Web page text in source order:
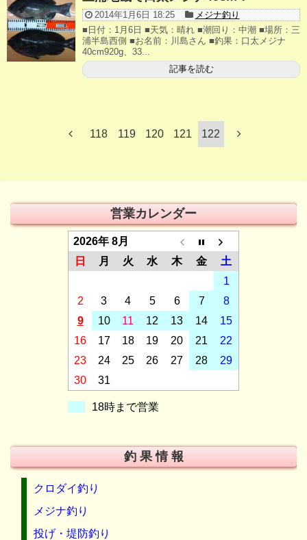
2014年1月6日 18:25
メジナ釣り
■日付：1月6日 ■天気：晴れ ■潮回り：中潮 ■場所：三
浦半島西側 ■お名前：川島さん ■釣果：口太メジナ
40cm920g、33...
記事を読む
118 119 120 121 122
営業カレンダー
2026年 8月
日
月 火 水 木 金
土
1
2
3 4 5 6 7
8
9
10 11 12 13 14
15
16
17 18 19 20 21
22
23
24 25 26 27 28
29
30
31
18時まで営業
釣 果 情 報
クロダイ釣り
メジナ釣り
投げ・堤防釣り
釣果投稿フォーム
お問い合わせ